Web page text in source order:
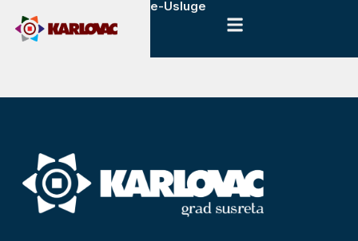
e-Usluge